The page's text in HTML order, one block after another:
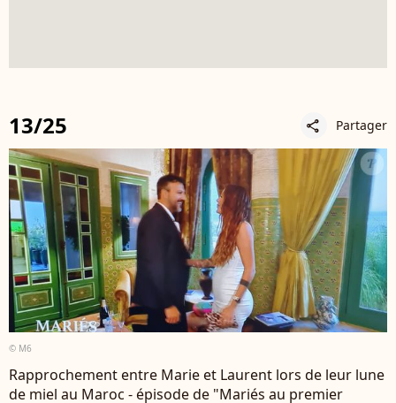
13/25 share Partager
© M6
Rapprochement entre Marie et Laurent lors de leur lune
de miel au Maroc - épisode de "Mariés au premier